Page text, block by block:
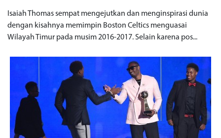
Isaiah Thomas sempat mengejutkan dan menginspirasi dunia
dengan kisahnya memimpin Boston Celtics menguasai
Wilayah Timur pada musim 2016-2017. Selain karena pos...